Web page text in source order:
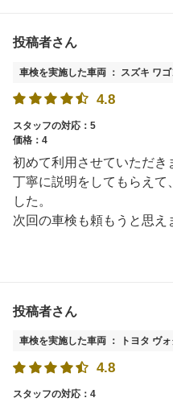
投稿者さん
車検を実施した車両 ： スズキ ワ
4.8
スタッフの対応：5
価格：4
初めて利用させていただき
丁寧に説明をしてもらえて
した。
次回の車検も頼もうと思え
投稿者さん
車検を実施した車両 ： トヨタ ヴ
4.8
スタッフの対応：4